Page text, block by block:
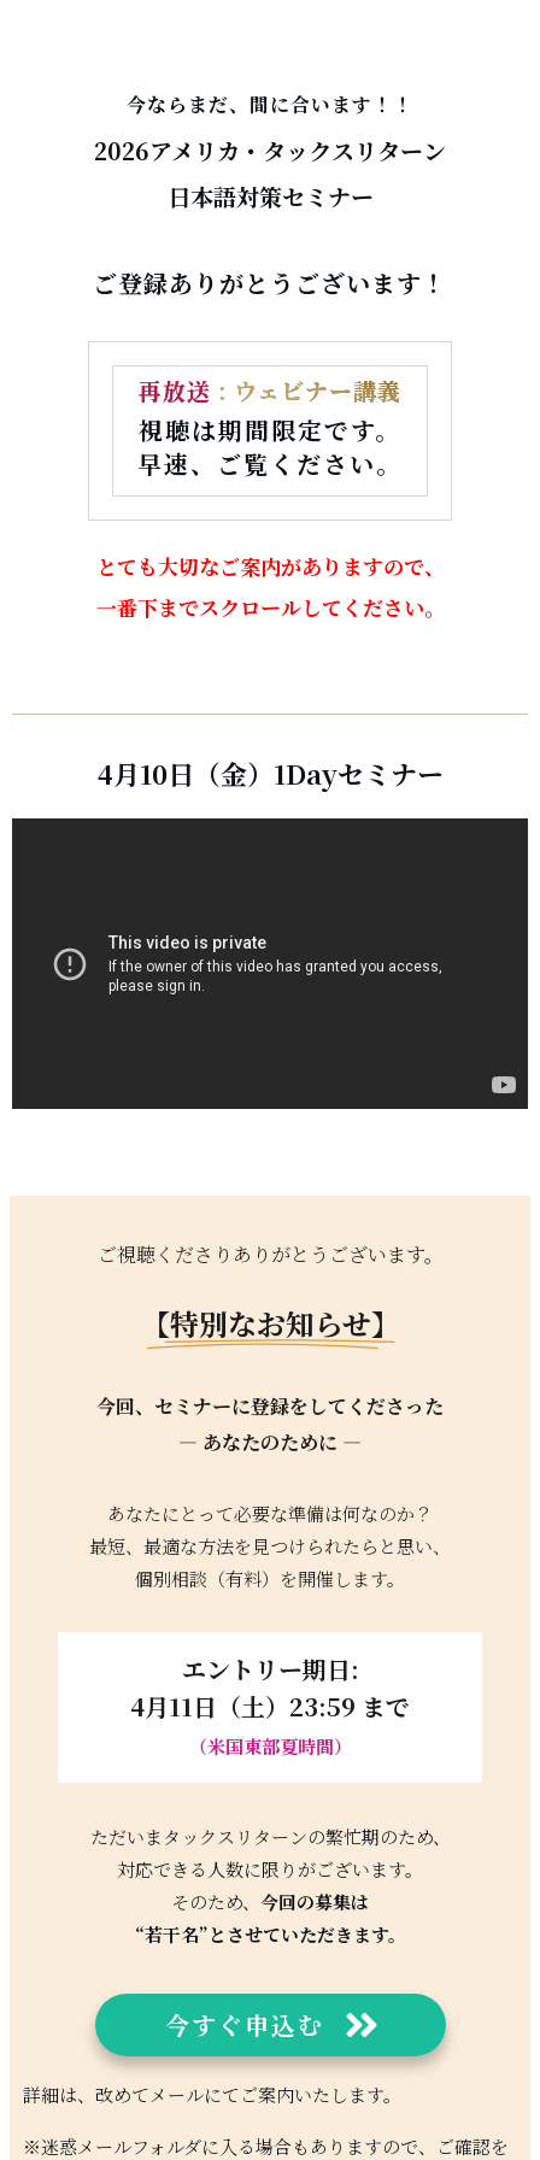
今ならまだ、間に合います！！
2026アメリカ・タックスリターン
日本語対策セミナー
ご登録ありがとうございます！
再放送 : ウェビナー講義
視聴は期間限定です。
早速、ご覧ください。
とても大切なご案内がありますので、
一番下までスクロールしてください。
4月10日（金）1Dayセミナー
ご視聴くださりありがとうございます。
【特別なお知らせ】
今回、セミナーに登録をしてくださった
— あなたのために —
あなたにとって必要な準備は何なのか？
最短、最適な方法を見つけられたらと思い、
個別相談（有料）を開催します。
エントリー期日:
4月11日（土）23:59 まで
（米国東部夏時間）
ただいまタックスリターンの繁忙期のため、
対応できる人数に限りがございます。
そのため、 今回の募集は
“若干名”とさせていただきます。
今すぐ申込む
詳細は、改めてメールにてご案内いたします。
※迷惑メールフォルダに入る場合もありますので、ご確認を